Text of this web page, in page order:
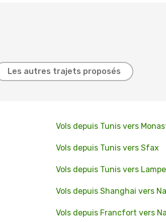
Les autres trajets proposés
Vols depuis Tunis vers
Vols depuis Tunis vers Sfax
Vols depuis Tunis vers
Vols depuis Shanghai vers
Vols depuis Francfort vers